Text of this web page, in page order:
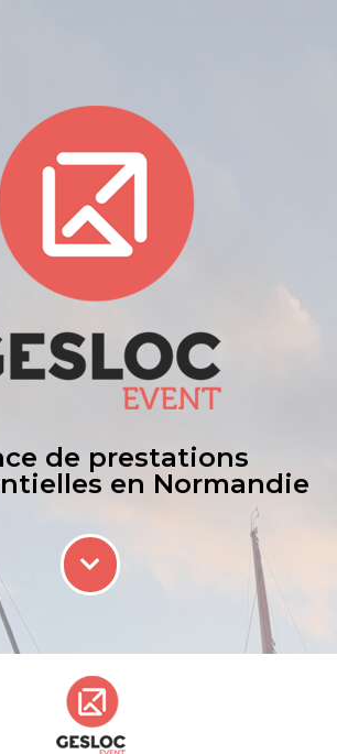
de prestations
en Normandie